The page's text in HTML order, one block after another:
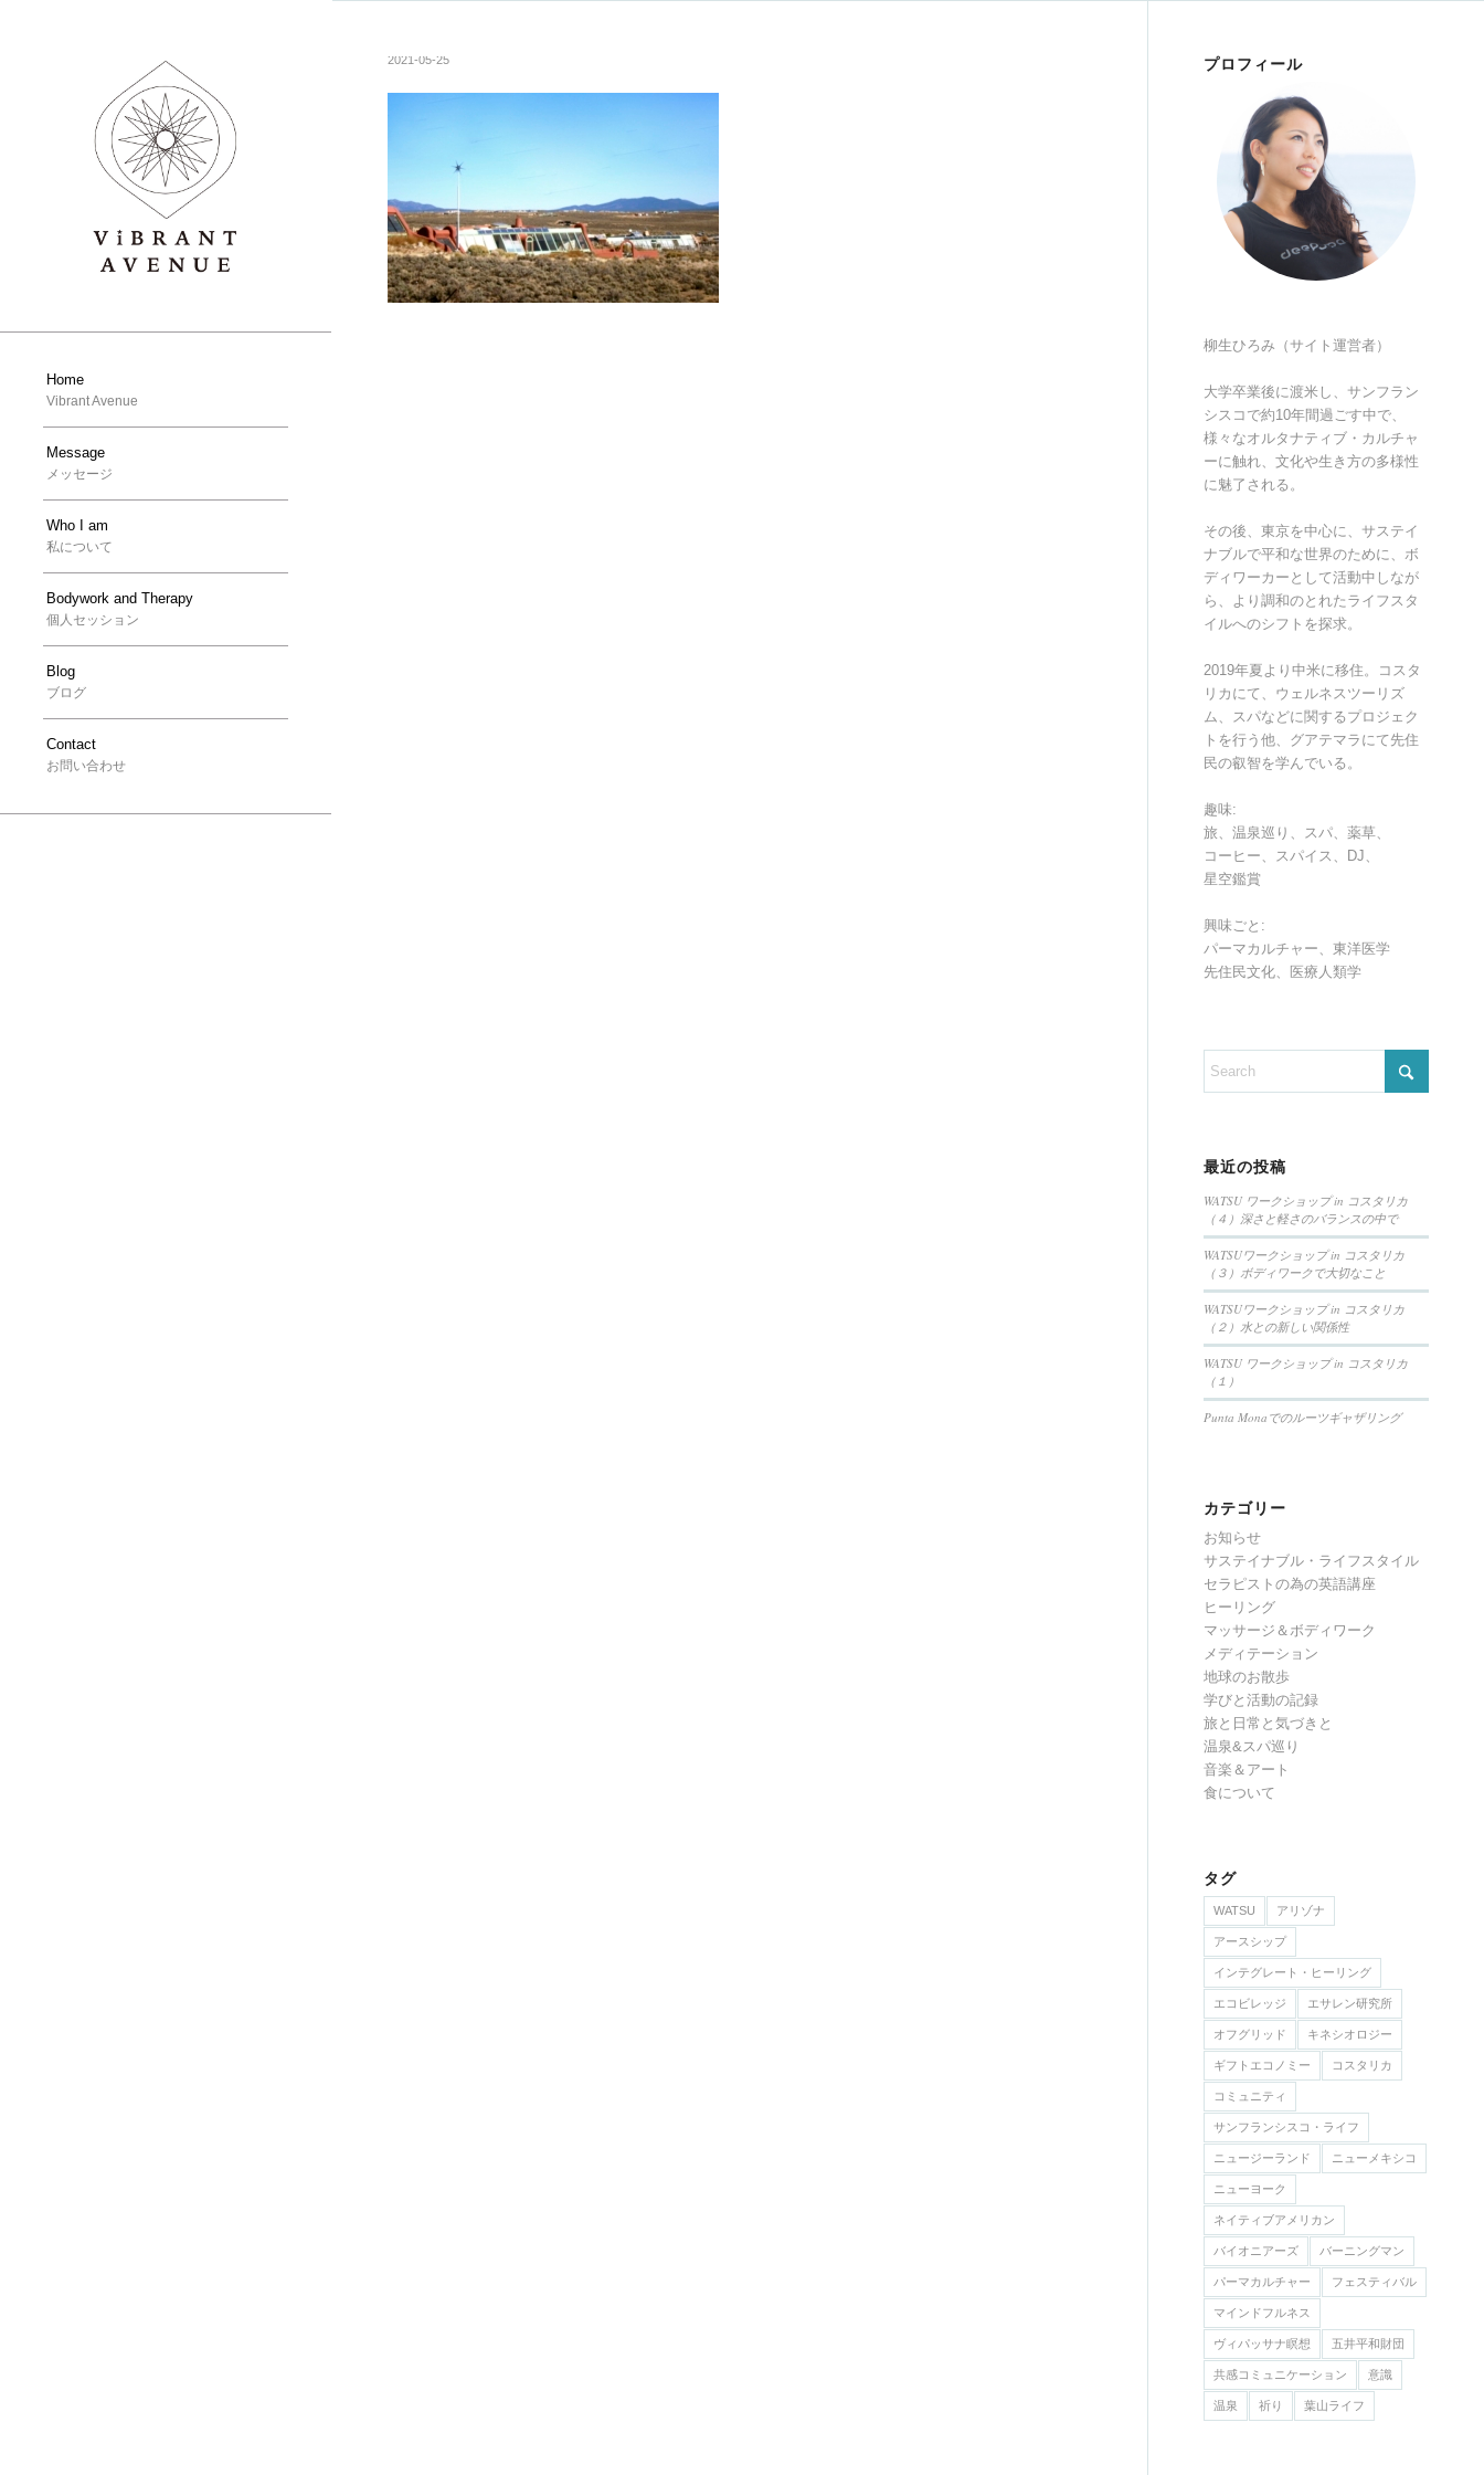
Home
Vibrant Avenue
Message
メッセージ
Who I am
私について
Bodywork and Therapy
個人セッション
Blog
ブログ
Contact
お問い合わせ
2021-05-25 プロフィール
柳生ひろみ（サイト運営者）
大学卒業後に渡米し、サンフラン
シスコで約10年間過ごす中で、
様々なオルタナティブ・カルチャ
ーに触れ、文化や生き方の多様性
に魅了される。
その後、東京を中心に、サステイ
ナブルで平和な世界のために、ボ
ディワーカーとして活動中しなが
ら、より調和のとれたライフスタ
イルへのシフトを探求。
2019年夏より中米に移住。コスタ
リカにて、ウェルネスツーリズ
ム、スパなどに関するプロジェク
トを行う他、グアテマラにて先住
民の叡智を学んでいる。
趣味:
旅、温泉巡り、スパ、薬草、
コーヒー、スパイス、DJ、
星空鑑賞
興味ごと:
パーマカルチャー、東洋医学
先住民文化、医療人類学
最近の投稿
WATSU ワークショップ in コスタリカ
（４）深さと軽さのバランスの中で
WATSUワークショップ in コスタリカ
（３）ボディワークで大切なこと
WATSUワークショップ in コスタリカ
（２）水との新しい関係性
WATSU ワークショップ in コスタリカ
（１）
Punta Monaでのルーツギャザリング
カテゴリー
お知らせ
サステイナブル・ライフスタイル
セラピストの為の英語講座
ヒーリング
マッサージ＆ボディワーク
メディテーション
地球のお散歩
学びと活動の記録
旅と日常と気づきと
温泉&スパ巡り
音楽＆アート
食について
タグ
WATSU アリゾナ
アースシップ
インテグレート・ヒーリング
エコビレッジ エサレン研究所
オフグリッド キネシオロジー
ギフトエコノミー コスタリカ
コミュニティ
サンフランシスコ・ライフ
ニュージーランド ニューメキシコ
ニューヨーク
ネイティブアメリカン
バイオニアーズ バーニングマン
パーマカルチャー フェスティバル
マインドフルネス
ヴィパッサナ瞑想 五井平和財団
共感コミュニケーション 意識
温泉 祈り 葉山ライフ